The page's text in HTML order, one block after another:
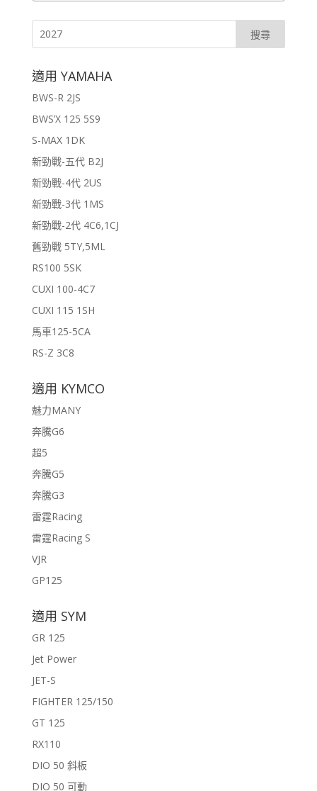
適用 YAMAHA
BWS-R 2JS
BWS’X 125 5S9
S-MAX 1DK
新勁戰-五代 B2J
新勁戰-4代 2US
新勁戰-3代 1MS
新勁戰-2代 4C6,1CJ
舊勁戰 5TY,5ML
RS100 5SK
CUXI 100-4C7
CUXI 115 1SH
馬車125-5CA
RS-Z 3C8
適用 KYMCO
魅力MANY
奔騰G6
超5
奔騰G5
奔騰G3
雷霆Racing
雷霆Racing S
VJR
GP125
適用 SYM
GR 125
Jet Power
JET-S
FIGHTER 125/150
GT 125
RX110
DIO 50 斜板
DIO 50 可動